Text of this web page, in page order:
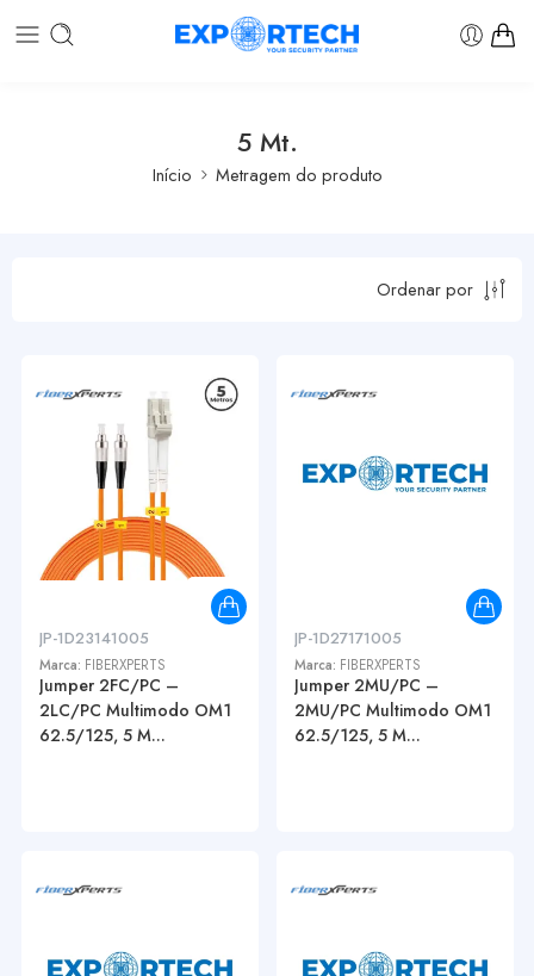
5 Mt.
Início Metragem do produto
Ordenar por
JP-1D23141005
Marca: FIBERXPERTS
Jumper 2FC/PC –
2LC/PC Multimodo OM1
62.5/125, 5 M...
JP-1D27171005
Marca: FIBERXPERTS
Jumper 2MU/PC –
2MU/PC Multimodo OM1
62.5/125, 5 M...